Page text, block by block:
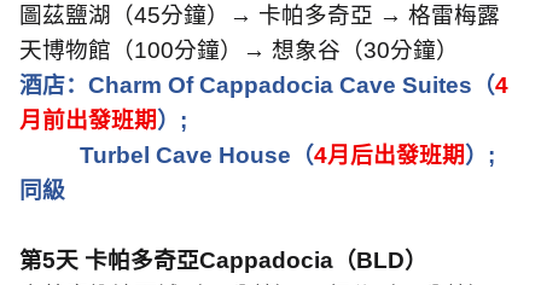
圖茲鹽湖（45分鐘）→ 卡帕多奇亞 → 格雷梅露
天博物館（100分鐘）→ 想象谷（30分鐘）
酒店： Charm Of Cappadocia Cave Suites （4
月前出發班期 ） ;
Turbel Cave House （4月后出發班期 ） ;
同級
第5天 卡帕多奇亞Cappadocia （BLD）